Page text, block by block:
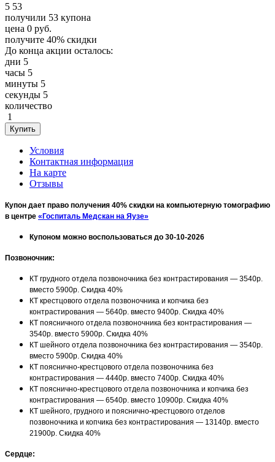
5 53
получили 53 купона
цена 0 руб.
получите 40% скидки
До конца акции осталось:
дни 5
часы 5
минуты 5
секунды 5
количество
1
Условия
Контактная информация
На карте
Отзывы
Купон дает право получения 40% скидки на компьютерную томографию
в центре «Госпиталь Медскан на Яузе»
Купоном можно воспользоваться до 30-10-2026
Позвоночник:
КТ грудного отдела позвоночника без контрастирования — 3540р.
вместо 5900р. Скидка 40%
КТ крестцового отдела позвоночника и копчика без
контрастирования — 5640р. вместо 9400р. Скидка 40%
КТ поясничного отдела позвоночника без контрастирования —
3540р. вместо 5900р. Скидка 40%
КТ шейного отдела позвоночника без контрастирования — 3540р.
вместо 5900р. Скидка 40%
КТ пояснично-крестцового отдела позвоночника без
контрастирования — 4440р. вместо 7400р. Скидка 40%
КТ пояснично-крестцового отдела позвоночника и копчика без
контрастирования — 6540р. вместо 10900р. Скидка 40%
КТ шейного, грудного и пояснично-крестцового отделов
позвоночника и копчика без контрастирования — 13140р. вместо
21900р. Скидка 40%
Сердце: